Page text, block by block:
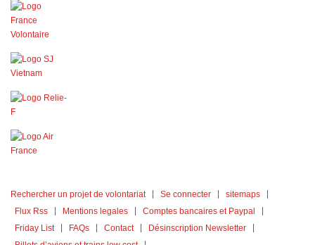
Rechercher un projet de volontariat Se connecter
sitemaps
Flux Rss
Mentions legales
Comptes bancaires et Paypal
Friday List
FAQs Contact
Désinscription Newsletter